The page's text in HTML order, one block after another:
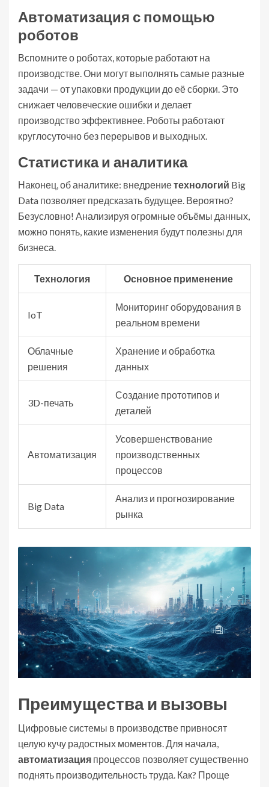
Автоматизация с помощью
роботов
Вспомните о роботах, которые работают на
производстве. Они могут выполнять самые разные
задачи — от упаковки продукции до её сборки. Это
снижает человеческие ошибки и делает
производство эффективнее. Роботы работают
круглосуточно без перерывов и выходных.
Статистика и аналитика
Наконец, об аналитике: внедрениетехнологий Big
Data позволяет предсказать будущее. Вероятно?
Безусловно! Анализируя огромные объёмы данных,
можно понять, какие изменения будут полезны для
бизнеса.
Технология Основное применение
IoT
Мониторинг оборудования в
реальном времени
Облачные
решения
Хранение и обработка
данных
3D-печать
Создание прототипов и
деталей
Автоматизация
Усовершенствование
производственных
процессов
Big Data
Анализ и прогнозирование
рынка
Преимущества и вызовы
Цифровые системы в производстве привносят
целую кучу радостных моментов. Для начала,
автоматизация процессов позволяет существенно
поднять производительность труда. Как? Проще